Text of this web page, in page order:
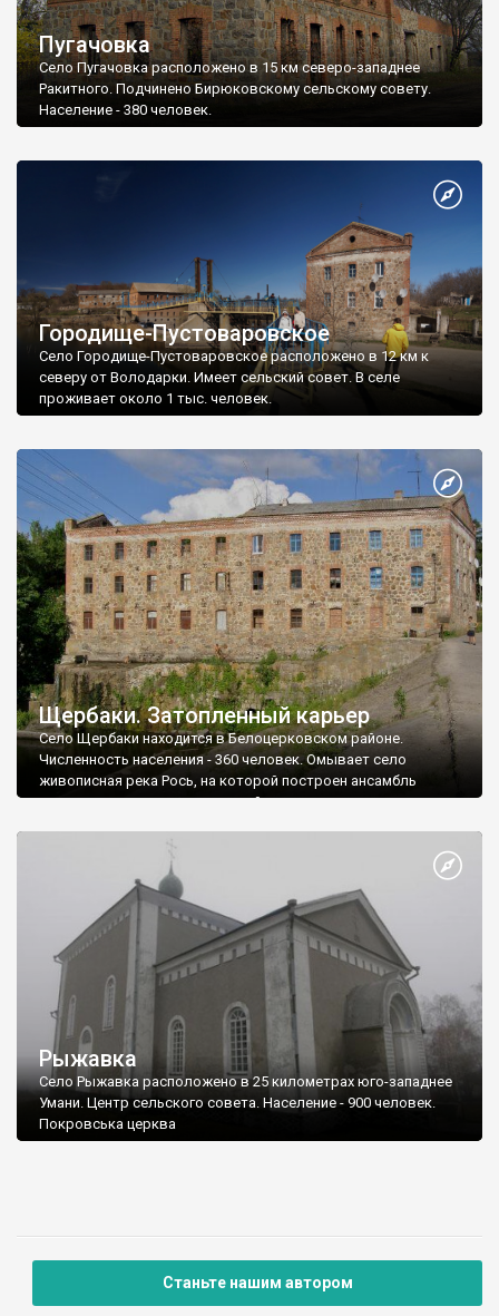
Пугачовка
Село Пугачовка расположено в 15 км северо-западнее
Ракитного. Подчинено Бирюковскому сельскому совету.
Население - 380 человек.
Городище-Пустоваровское
Село Городище-Пустоваровское расположено в 12 км к
северу от Володарки. Имеет сельский совет. В селе
проживает около 1 тыс. человек.
Щербаки. Затопленный карьер
Село Щербаки находится в Белоцерковском районе.
Численность населения - 360 человек. Омывает село
живописная река Рось, на которой построен ансамбль
водяных мельниц и других хозяйственных построек.
селе Городище-Пустоваровское, которое через реку
граничит с Щербаками, и именно река образует границу
Володарского и Белоцерковского районов.
Рыжавка
Село Рыжавка расположено в 25 километрах юго-западнее
Умани. Центр сельского совета. Население - 900 человек.
Покровська церква
Станьте нашим автором